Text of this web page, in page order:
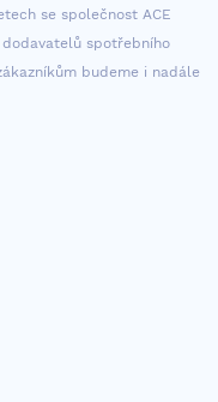
se společnost ACE
spotřebního
budeme i nadále